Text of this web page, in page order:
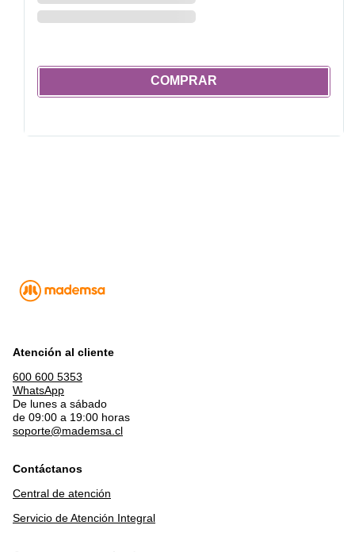
COMPRAR
Atención al cliente
600 600 5353
WhatsApp
De lunes a sábado
de 09:00 a 19:00 horas
soporte@mademsa.cl
Contáctanos
Central de atención
Servicio de Atención Integral